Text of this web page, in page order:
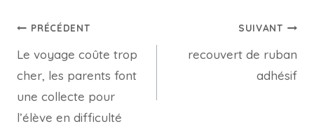
Navigation
de
l’article
PRÉCÉDENT
Le voyage coûte trop
cher, les parents font
une collecte pour
l’élève en difficulté
SUIVANT
recouvert de ruban
adhésif